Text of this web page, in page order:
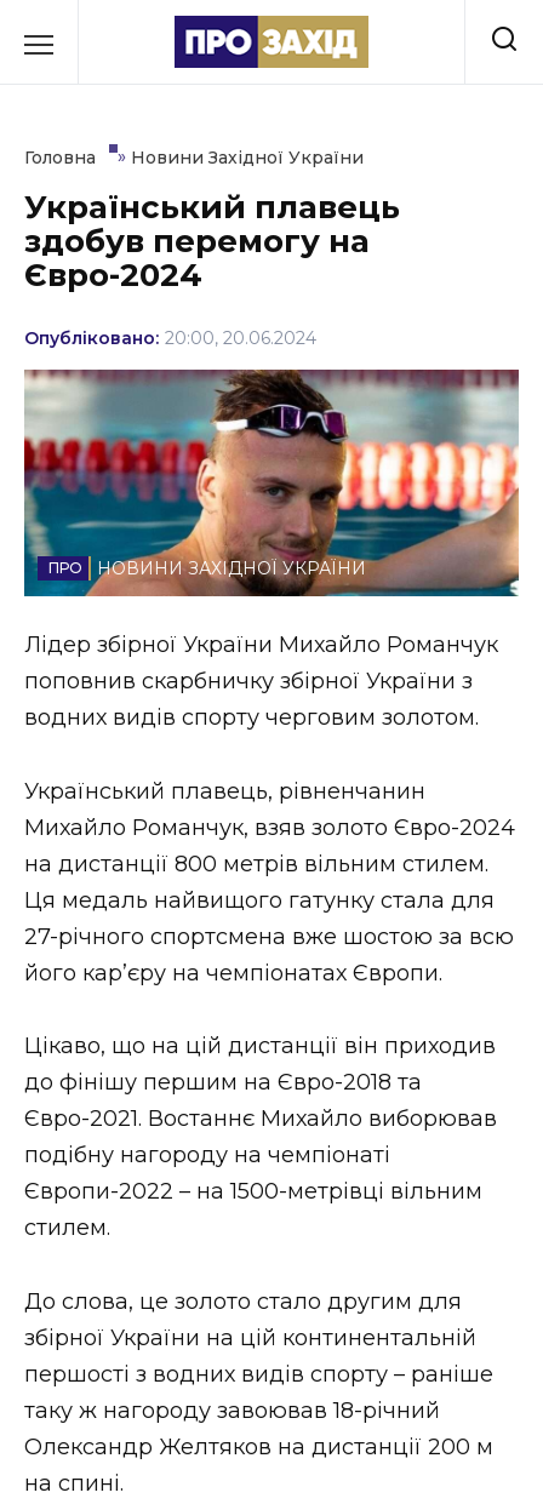
до
Культура
Освіта
Події
Політика
Соціум
Спорт
Стиль життя
Втрачений Ужгород (відеоверсія)
ЗАКАРПАТСЬКІ НОВИНИ
НОВИНИ ЗАХІДНОЇ УКРАЇНИ
ВІДЕО
Головна » Новини Західної України
Український плавець
здобув перемогу на
Євро-2024
Опубліковано: 20:00, 20.06.2024
НОВИНИ ЗАХІДНОЇ УКРАЇНИ
Лідер збірної України Михайло Романчук
поповнив скарбничку збірної України з
водних видів спорту черговим золотом.
Український плавець, рівненчанин
Михайло Романчук, взяв золото Євро-2024
на дистанції 800 метрів вільним стилем.
Ця медаль найвищого гатунку стала для
27-річного спортсмена вже шостою за всю
його кар’єру на чемпіонатах Європи.
Цікаво, що на цій дистанції він приходив
до фінішу першим на Євро-2018 та
Євро-2021. Востаннє Михайло виборював
подібну нагороду на чемпіонаті
Європи-2022 – на 1500-метрівці вільним
стилем.
До слова, це золото стало другим для
збірної України на цій континентальній
першості з водних видів спорту – раніше
таку ж нагороду завоював 18-річний
Олександр Желтяков на дистанції 200 м
на спині.